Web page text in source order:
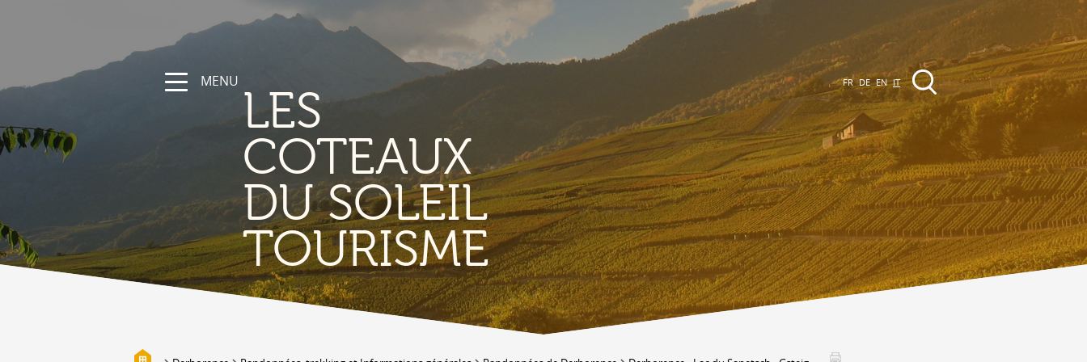
NATURA
La regione
Sentieri escursionistici e sportivi
Vallese a bici
Montagna
Galleria fotografica
TERRITORIO
Vigneti
Produits et magasins du terroir
Borgo di Conthey
Le chiese
Vestiges gallo-romains d'Ardon
Costruzioni antiche
EVENTI
La regione
Promenades
Tutte le manifestazioni
Club Vinum Montis
Actualités
Assemblées générales & Statuts
MENU FR DE EN IT
LES
COTEAUX
DU SOLEIL
TOURISME